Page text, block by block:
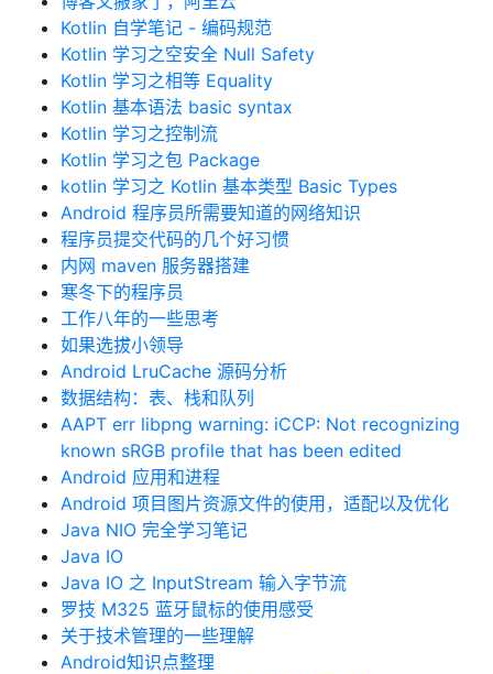
Kotlin 自学笔记 - 编码规范
Kotlin 学习之空安全 Null Safety
Kotlin 学习之相等 Equality
Kotlin 基本语法 basic syntax
Kotlin 学习之控制流
Kotlin 学习之包 Package
kotlin 学习之 Kotlin 基本类型 Basic Types
Android 程序员所需要知道的网络知识
程序员提交代码的几个好习惯
内网 maven 服务器搭建
寒冬下的程序员
工作八年的一些思考
如果选拔小领导
Android LruCache 源码分析
数据结构：表、栈和队列
AAPT err libpng warning: iCCP: Not recognizing
known sRGB profile that has been edited
Android 应用和进程
Android 项目图片资源文件的使用，适配以及优化
Java NIO 完全学习笔记
Java IO
Java IO 之 InputStream 输入字节流
罗技 M325 蓝牙鼠标的使用感受
关于技术管理的一些理解
Android知识点整理